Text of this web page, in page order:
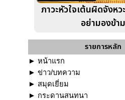
ภาวะหัวใจเต้นผิดจังห
อย่ามองข้าม
รายการหลัก
► หน้าแรก
► ข่าว/บทความ
► สมุดเยี่ยม
► กระดานสนทนา